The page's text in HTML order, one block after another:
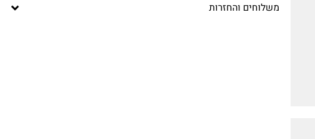
משלוחים והחזרות